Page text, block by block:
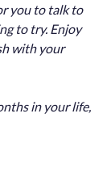
you to talk to
to try. Enjoy
with your
in your life,